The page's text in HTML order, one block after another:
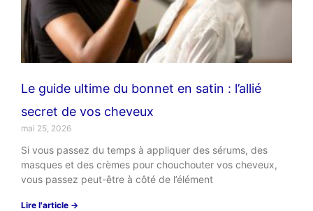
Le guide ultime du bonnet en satin : l’allié
secret de vos cheveux
mai 25, 2026
Si vous passez du temps à appliquer des sérums, des
masques et des crèmes pour chouchouter vos cheveux,
vous passez peut-être à côté de l’élément
Lire l'article →